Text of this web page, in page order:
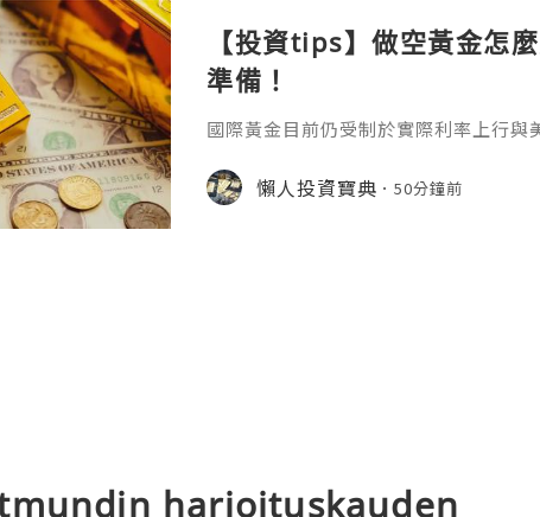
【投資tips】做空黃金怎
準備！
國際黃金目前仍受制於實際利率上行
價，因此除非出現衝突明顯緩和或通脹
價在中軌下方運行的格局恐怕難以在短
懶人投資寶典 50分鐘前
harjoituskauden